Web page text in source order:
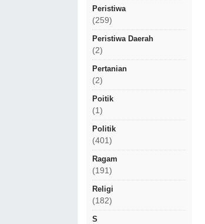
Peristiwa
(259)
Peristiwa Daerah
(2)
Pertanian
(2)
Poitik
(1)
Politik
(401)
Ragam
(191)
Religi
(182)
S